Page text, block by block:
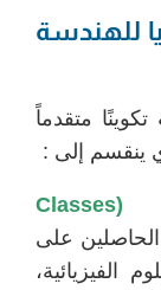
للهندسة
تكوينًا متقدماً
ينقسم إلى :
– الأقسام التحضيرية (Classes
على
الفيزيائية،